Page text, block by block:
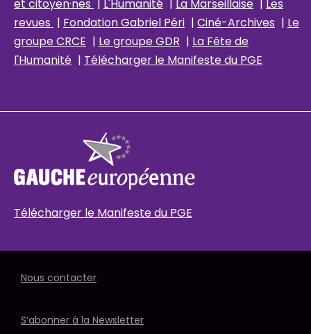
et citoyen·nes | L'Humanité | La Marseillaise | Les
revues | Fondation Gabriel Péri | Ciné-Archives | Le
groupe CRCE | Le groupe GDR | La Fête de
l'Humanité | Télécharger le Manifeste du PGE
Télécharger le Manifeste du PGE
Nous contacter
S’abonner à la Newsletter